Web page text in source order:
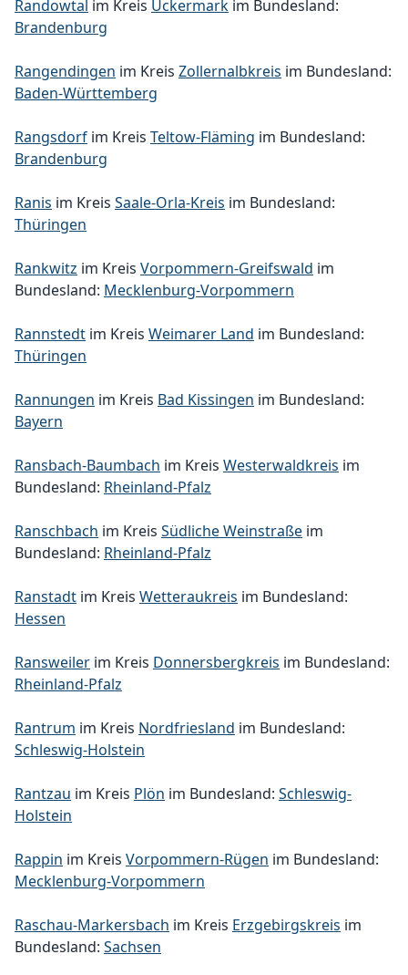
Randowtal im Kreis Uckermark im Bundesland:
Brandenburg
Rangendingen im Kreis Zollernalbkreis im Bundesland:
Baden-Württemberg
Rangsdorf im Kreis Teltow-Fläming im Bundesland:
Brandenburg
Ranis im Kreis Saale-Orla-Kreis im Bundesland:
Thüringen
Rankwitz im Kreis Vorpommern-Greifswald im
Bundesland: Mecklenburg-Vorpommern
Rannstedt im Kreis Weimarer Land im Bundesland:
Thüringen
Rannungen im Kreis Bad Kissingen im Bundesland:
Bayern
Ransbach-Baumbach im Kreis Westerwaldkreis im
Bundesland: Rheinland-Pfalz
Ranschbach im Kreis Südliche Weinstraße im
Bundesland: Rheinland-Pfalz
Ranstadt im Kreis Wetteraukreis im Bundesland:
Hessen
Ransweiler im Kreis Donnersbergkreis im Bundesland:
Rheinland-Pfalz
Rantrum im Kreis Nordfriesland im Bundesland:
Schleswig-Holstein
Rantzau im Kreis Plön im Bundesland: Schleswig-
Holstein
Rappin im Kreis Vorpommern-Rügen im Bundesland:
Mecklenburg-Vorpommern
Raschau-Markersbach im Kreis Erzgebirgskreis im
Bundesland: Sachsen